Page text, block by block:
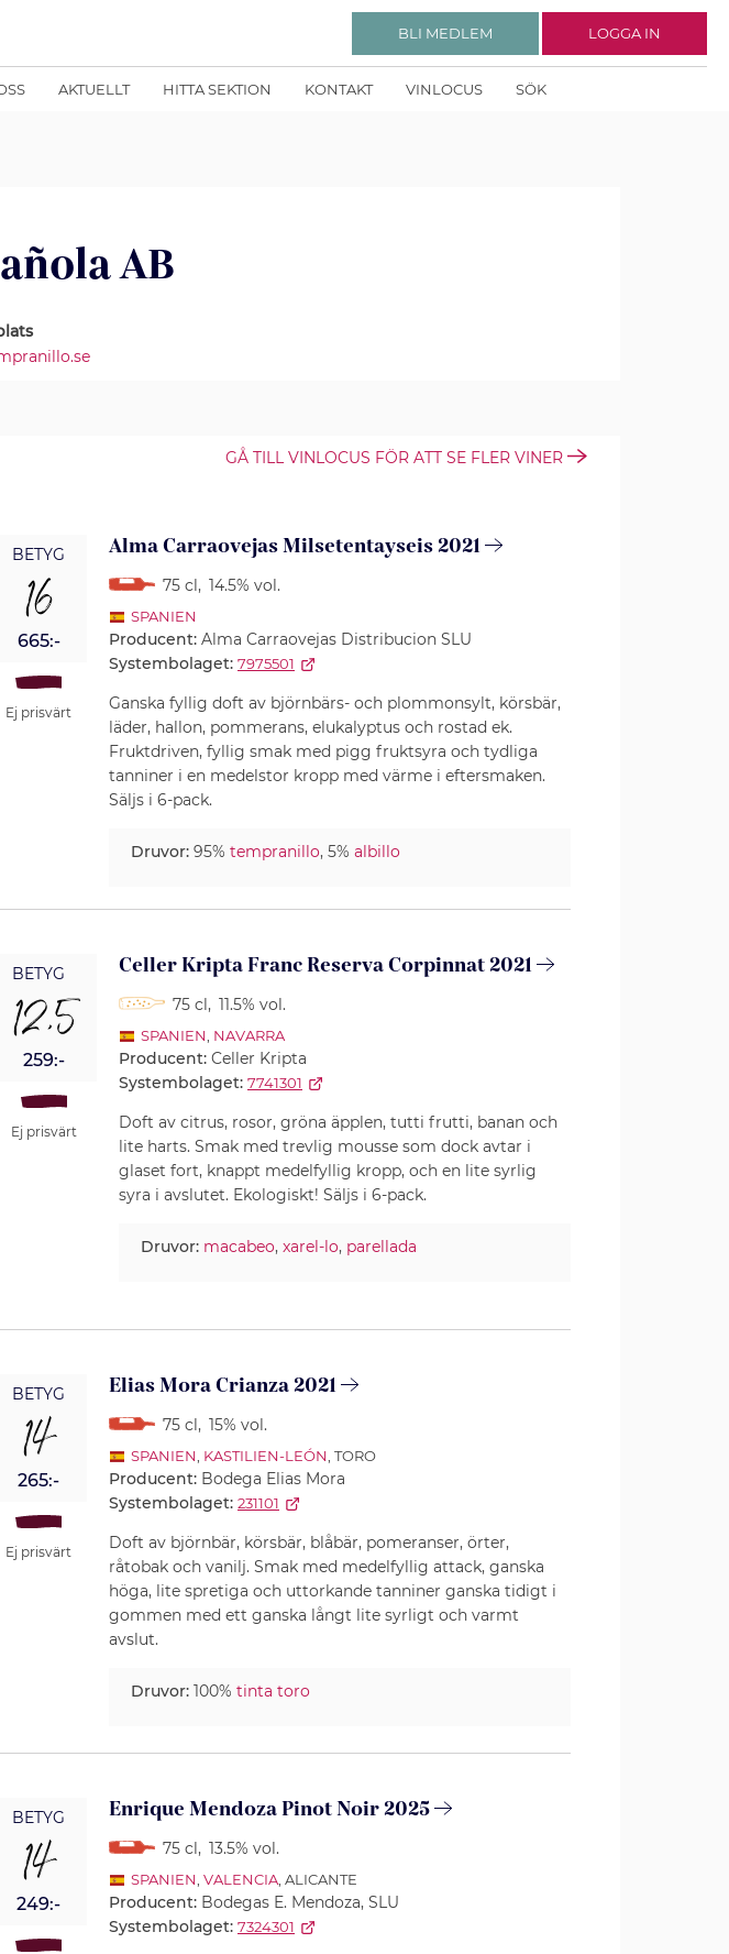
AKTUELLT HITTA SEKTION KONTAKT VINLOCUS SÖK
BLI MEDLEM LOGGA IN
AB
GÅ TILL VINLOCUS FÖR ATT SE FLER VINER
BETYG
16
665:-
Ej prisvärt
Alma Carraovejas Milsetentayseis 2021
75 cl, 14.5% vol.
SPANIEN
Producent: Alma Carraovejas Distribucion SLU
Systembolaget: 7975501
Ganska fyllig doft av björnbärs- och plommonsylt, körsbär,
läder, hallon, pommerans, elukalyptus och rostad ek.
Fruktdriven, fyllig smak med pigg fruktsyra och tydliga
tanniner i en medelstor kropp med värme i eftersmaken.
Säljs i 6-pack.
Druvor: 95% tempranillo, 5% albillo
BETYG
12,5
259:-
Ej prisvärt
Celler Kripta Franc Reserva Corpinnat 2021
75 cl, 11.5% vol.
SPANIEN NAVARRA
Producent: Celler Kripta
Systembolaget: 7741301
Doft av citrus, rosor, gröna äpplen, tutti frutti, banan och
lite harts. Smak med trevlig mousse som dock avtar i
glaset fort, knappt medelfyllig kropp, och en lite syrlig
syra i avslutet. Ekologiskt! Säljs i 6-pack.
Druvor: macabeo, xarel-lo, parellada
BETYG
14
265:-
Ej prisvärt
Elias Mora Crianza 2021
75 cl, 15% vol.
SPANIEN KASTILIEN-LEÓN , TORO
Producent: Bodega Elias Mora
Systembolaget: 231101
Doft av björnbär, körsbär, blåbär, pomeranser, örter,
råtobak och vanilj. Smak med medelfyllig attack, ganska
höga, lite spretiga och uttorkande tanniner ganska tidigt i
gommen med ett ganska långt lite syrligt och varmt
avslut.
Druvor: 100% tinta toro
BETYG
14
249:-
Enrique Mendoza Pinot Noir 2025
75 cl, 13.5% vol.
SPANIEN VALENCIA, ALICANTE
Producent: Bodegas E. Mendoza, SLU
Systembolaget: 7324301